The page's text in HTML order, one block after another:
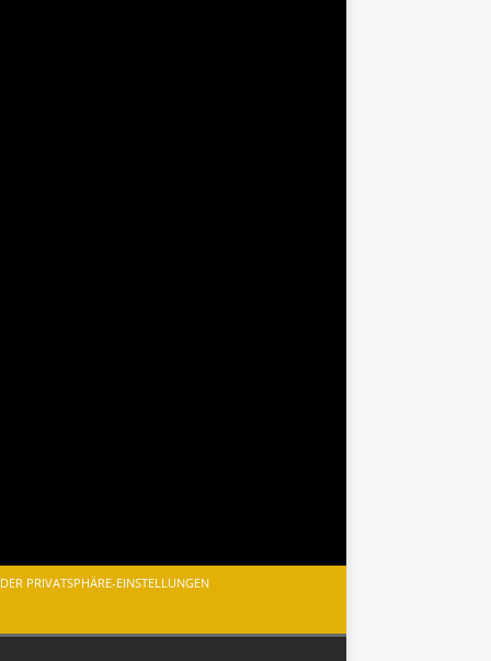
PRIVATSPHÄRE-EINSTELLUNGEN